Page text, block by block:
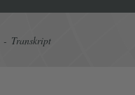
Transkript